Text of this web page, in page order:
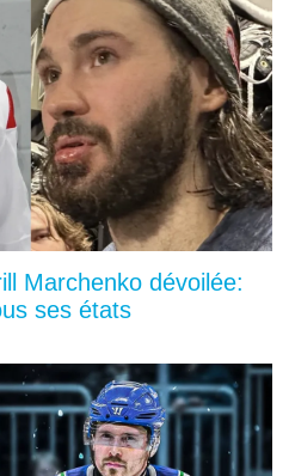
Marchenko dévoilée:
ses états